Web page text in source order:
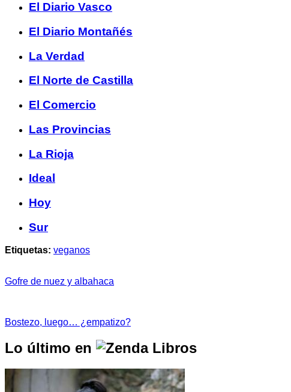
El Diario Vasco
El Diario Montañés
La Verdad
El Norte de Castilla
El Comercio
Las Provincias
La Rioja
Ideal
Hoy
Sur
Etiquetas: veganos
Gofre de nuez y albahaca
Bostezo, luego… ¿empatizo?
Lo último en